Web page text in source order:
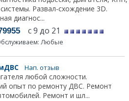
Развал-схождение 3D.
диагнос...
с 9 до 21
Любые
Нап. отзыв
любой сложности.
опыт по ремонту ДВС. Ремонт
Ремонт и шл...